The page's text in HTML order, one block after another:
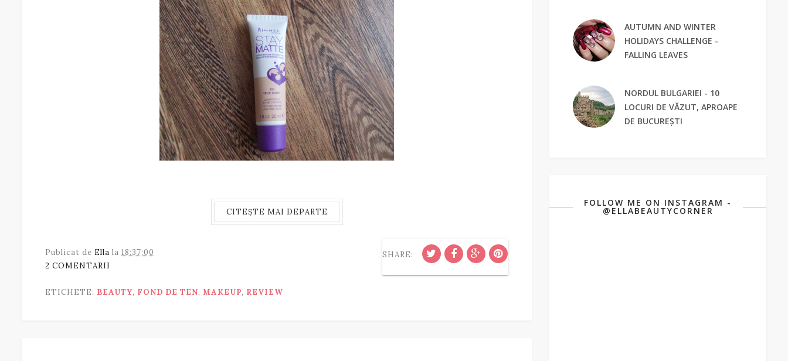
CITEȘTE MAI DEPARTE
Publicat de Ella la 18:37:00
2 COMENTARII
SHARE:
ETICHETE: BEAUTY, FOND DE TEN, MAKEUP, REVIEW
AUTUMN AND WINTER
HOLIDAYS CHALLENGE -
FALLING LEAVES
NORDUL BULGARIEI - 10
LOCURI DE VĂZUT, APROAPE
DE BUCUREȘTI
FOLLOW ME ON INSTAGRAM -
@ELLABEAUTYCORNER